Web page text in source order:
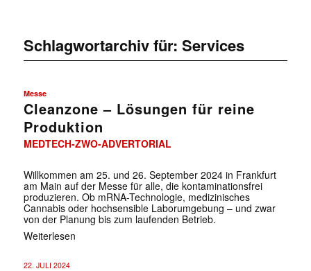
Schlagwortarchiv für: Services
Messe
Cleanzone – Lösungen für reine
Produktion
MEDTECH-ZWO-ADVERTORIAL
Willkommen am 25. und 26. September 2024 in Frankfurt
am Main auf der Messe für alle, die kontaminationsfrei
produzieren. Ob mRNA-Technologie, medizinisches
Cannabis oder hochsensible Laborumgebung – und zwar
von der Planung bis zum laufenden Betrieb.
Weiterlesen
22. JULI 2024